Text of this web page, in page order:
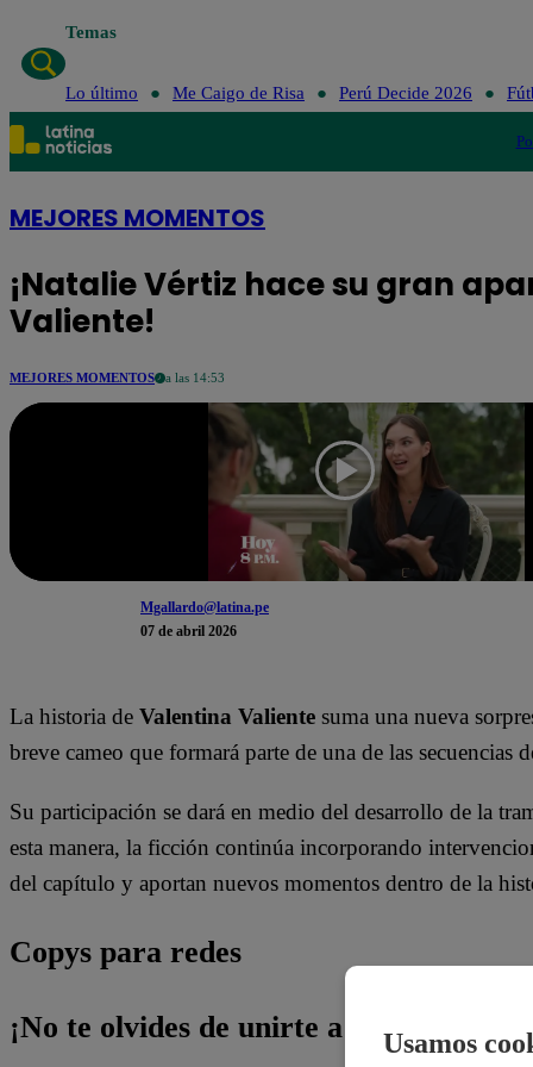
Temas
Lo último Me Caigo de Risa Perú Decide 2026
MEJORES MOMENTOS
¡Natalie Vértiz hace su gran
Valiente!
MEJORES MOMENTOS a las 14:53
Mgallardo@latina.pe
07 de abril 2026
La historia de Valentina Valiente suma una nueva
breve cameo que formará parte de una de las secuencias
Su participación se dará en medio del desarrollo de la
esta manera, la ficción continúa incorporando
del capítulo y aportan nuevos momentos dentro de la
Copys para redes
¡No te olvides de unirte a nuestro canal
Usamos